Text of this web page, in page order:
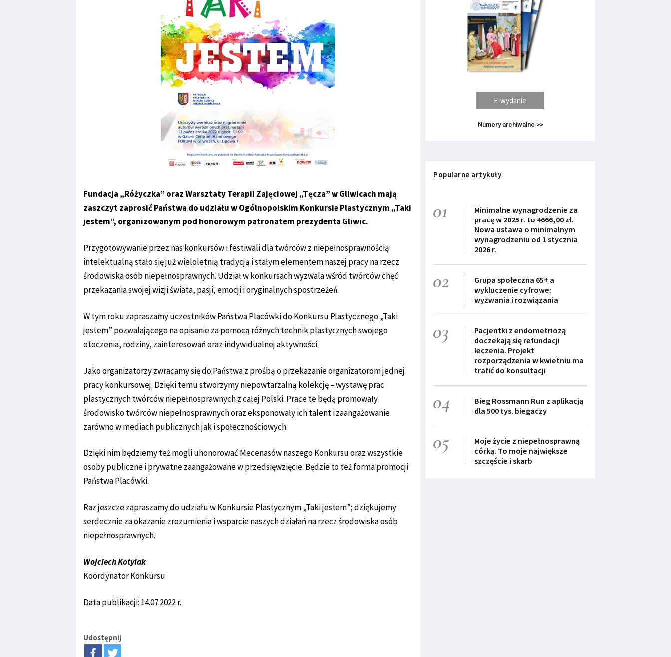
Fundacja „Różyczka” oraz Warsztaty Terapii Zajęciowej „Tęcza” w Gliwicach mają
zaszczyt zaprosić Państwa do udziału w Ogólnopolskim Konkursie Plastycznym „Taki
jestem”, organizowanym pod honorowym patronatem prezydenta Gliwic.
Przygotowywanie przez nas konkursów i festiwali dla twórców z niepełnosprawnością
intelektualną stało się już wieloletnią tradycją i stałym elementem naszej pracy na rzecz
środowiska osób niepełnosprawnych. Udział w konkursach wyzwala wśród twórców chęć
przekazania swojej wizji świata, pasji, emocji i oryginalnych spostrzeżeń.
W tym roku zapraszamy uczestników Państwa Placówki do Konkursu Plastycznego „Taki
jestem” pozwalającego na opisanie za pomocą różnych technik plastycznych swojego
otoczenia, rodziny, zainteresowań oraz indywidualnej aktywności.
Jako organizatorzy zwracamy się do Państwa z prośbą o przekazanie organizatorom jednej
pracy konkursowej. Dzięki temu stworzymy niepowtarzalną kolekcję – wystawę prac
plastycznych twórców niepełnosprawnych z całej Polski. Prace te będą promowały
środowisko twórców niepełnosprawnych oraz eksponowały ich talent i zaangażowanie
zarówno w mediach publicznych jak i społecznościowych.
Dzięki nim będziemy też mogli uhonorować Mecenasów naszego Konkursu oraz wszystkie
osoby publiczne i prywatne zaangażowane w przedsięwzięcie. Będzie to też forma promocji
Państwa Placówki.
Raz jeszcze zapraszamy do udziału w Konkursie Plastycznym „Taki jestem”; dziękujemy
serdecznie za okazanie zrozumienia i wsparcie naszych działań na rzecz środowiska osób
niepełnosprawnych.
Wojciech Kotylak
Koordynator Konkursu
Data publikacji: 14.07.2022 r.
Udostępnij
E-wydanie
Numery archiwalne >>
Popularne artykuły
01
Minimalne wynagrodzenie za
pracę w 2025 r. to 4666,00 zł.
Nowa ustawa o minimalnym
wynagrodzeniu od 1 stycznia
2026 r.
02
Grupa społeczna 65+ a
wykluczenie cyfrowe:
wyzwania i rozwiązania
03
Pacjentki z endometriozą
doczekają się refundacji
leczenia. Projekt
rozporządzenia w kwietniu ma
trafić do konsultacji
04
Bieg Rossmann Run z aplikacją
dla 500 tys. biegaczy
05
Moje życie z niepełnosprawną
córką. To moje największe
szczęście i skarb